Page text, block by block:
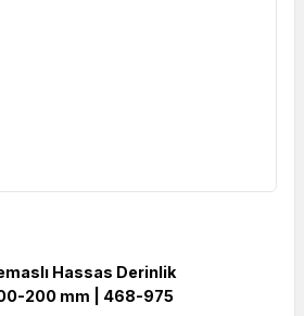
Hassas Derinlik
200 mm | 468-975